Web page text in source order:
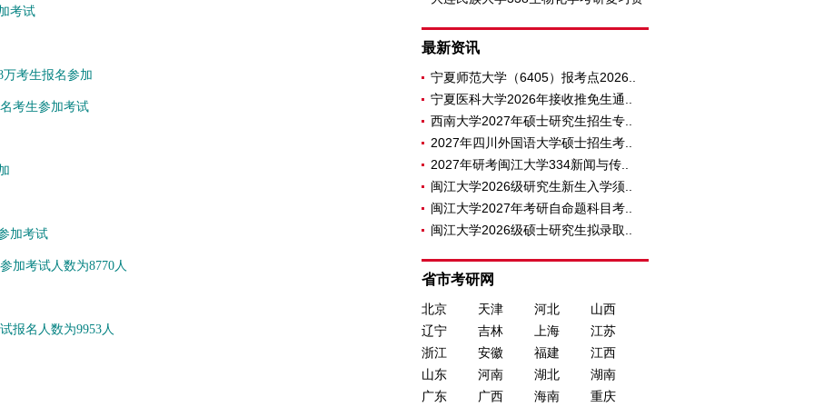
考试
万考生报名参加
考生参加考试
加考试
加考试人数为8770人
报名人数为9953人
最新资讯
宁夏师范大学（6405）报考点2026..
宁夏医科大学2026年接收推免生通..
西南大学2027年硕士研究生招生专..
2027年四川外国语大学硕士招生考..
2027年研考闽江大学334新闻与传..
闽江大学2026级研究生新生入学须..
闽江大学2027年考研自命题科目考..
闽江大学2026级硕士研究生拟录取..
省市考研网
北京 天津 河北
山西
辽宁
吉林 上海
江苏
浙江
安徽 福建
江西
山东
河南 湖北
湖南
广东
广西 海南 重庆